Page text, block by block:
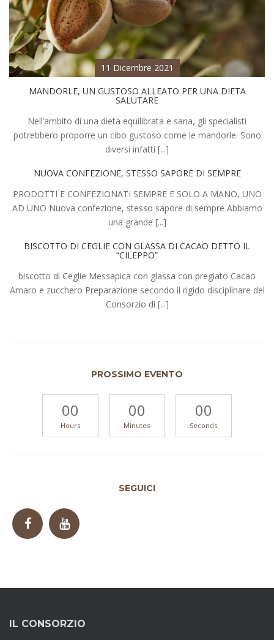
11 Dicembre 2021
MANDORLE, UN GUSTOSO ALLEATO PER UNA DIETA
SALUTARE
Nell’ambito di una dieta equilibrata e sana, gli specialisti
potrebbero proporre un cibo gustoso come le mandorle. Sono
diversi infatti [...]
NUOVA CONFEZIONE, STESSO SAPORE DI SEMPRE
PRODOTTI E CONFEZIONATI SEMPRE E SOLO A MANO, UNO
AD UNO Nuova confezione, stesso sapore di sempre Abbiamo
una grande [...]
BISCOTTO DI CEGLIE CON GLASSA DI CACAO DETTO IL
“CILEPPO”
biscotto di Ceglie Messapica con glassa con pregiato Cacao
Amaro e zucchero Preparazione secondo il rigido disciplinare del
Consorzio di [...]
PROSSIMO EVENTO
00
Hours
00
Minutes
00
Seconds
SEGUICI
IL CONSORZIO